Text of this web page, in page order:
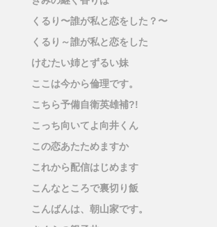
くるり〜誰が私と恋をした？〜
くるり～誰が私と恋をした
けむたい姉とずるい妹
ここは今から倫理です。
こちら予備自衛英雄補?!
こっち向いてよ向井くん
この恋あたためますか
これから配信はじめます
こんなところで裏切り飯
こんばんは、朝山家です。